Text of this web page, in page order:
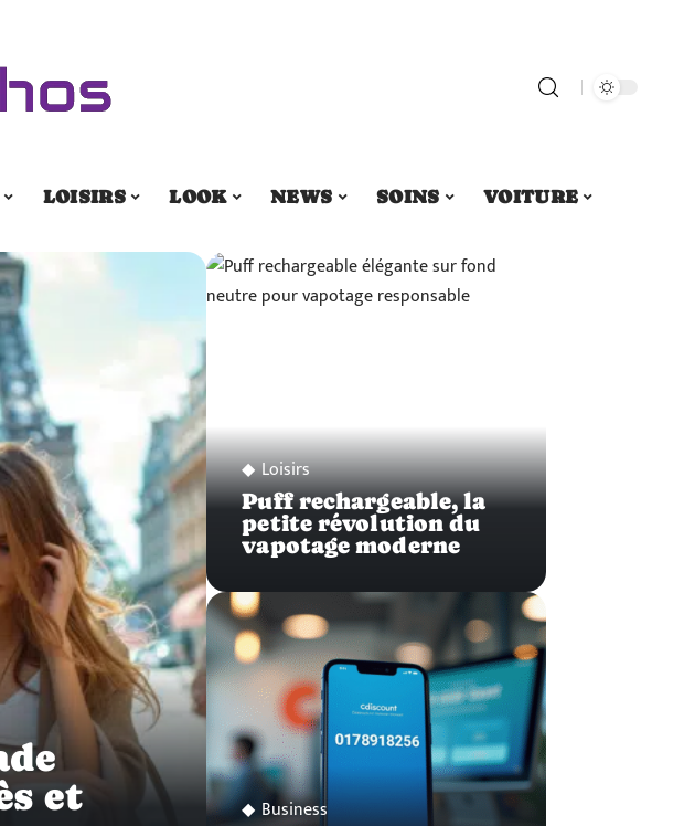
LOISIRS LOOK NEWS SOINS VOITURE
et
Loisirs
Puff rechargeable, la
petite révolution du
vapotage moderne
Business